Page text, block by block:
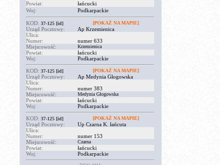
Powiat:
łańcucki
Woj:
Podkarpackie
KOD: 37-125 [id] [POKAŻ NA MAPIE]
Urząd Pocztowy:
Ap Krzemienica
Ulica:
Numer:
numer 633
Miejscowość:
Krzemienica
Powiat:
łańcucki
Woj:
Podkarpackie
KOD: 37-125 [id] [POKAŻ NA MAPIE]
Urząd Pocztowy:
Ap Medynia Głogowska
Ulica:
Numer:
numer 383
Miejscowość:
Medynia Głogowska
Powiat:
łańcucki
Woj:
Podkarpackie
KOD: 37-125 [id] [POKAŻ NA MAPIE]
Urząd Pocztowy:
Up Czarna K. łańcuta
Ulica:
Numer:
numer 153
Miejscowość:
Czarna
Powiat:
łańcucki
Woj:
Podkarpackie